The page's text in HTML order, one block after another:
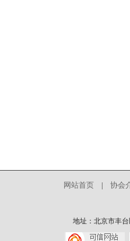
网站首页 协会
地址：北京市丰台